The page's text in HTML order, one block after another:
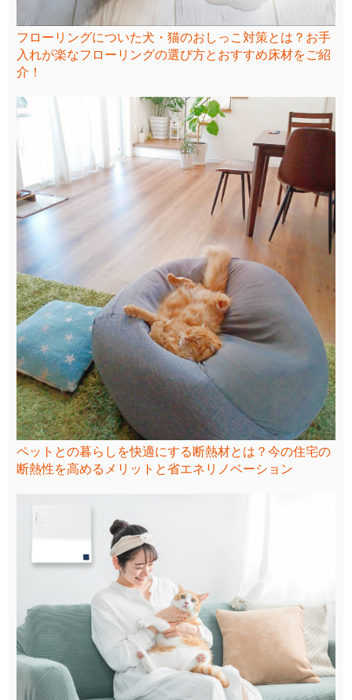
フローリングについた犬・猫のおしっこ対策とは？お手
入れが楽なフローリングの選び方とおすすめ床材をご紹
介！
ペットとの暮らしを快適にする断熱材とは？今の住宅の
断熱性を高めるメリットと省エネリノベーション